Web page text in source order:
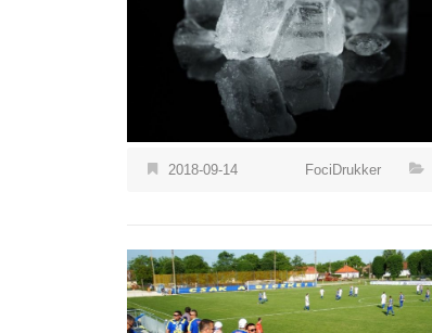
2018-09-14 FociDrukker